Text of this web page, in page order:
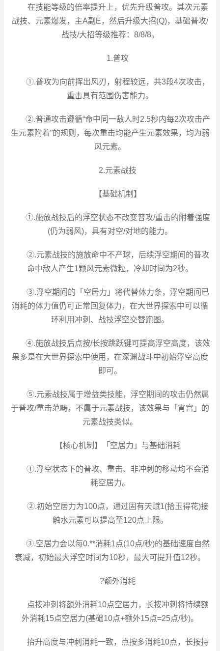
在技能等级的倍率提升上，优先升级普攻。其次元素
战技、元素爆发，主A副E，然后升级大招(Q)，基础普攻/
战技/大招等级推荐：8/8/8。
1.普攻
①.普攻为向前挥出风刃，射程较远，共3段4次攻击，
重击具有范围伤害能力。
②.普通攻击遵循“命中同一敌人时2.5秒内每2次攻击产
生元素附着”的规则，每次重击均能产生元素效果，均为弱
风元素。
2.元素战技
【基础机制】
①.施放战技后的浮空状态不改变普攻/重击的附着强度
(仍为弱风)，具有对空/对地的能力。
②.元素战技的施放命中不产球，后续浮空期间的普攻
命中敌人产生1颗风元素微粒，冷却时间为2秒。
③.浮空期间的「空居力」将代替体力条，浮空期间已
消耗的体力值仍可正常回复体力，在大世界探索中可以循
环利用冲刺、战技浮空交替跑图。
④.施放战技后点按/长按跳跃键可提高浮空高度，该效
果多是在大世界探索中使用，在深渊战斗中初始浮空高度
即可。
⑤.元素战技属于增益类技能，浮空期间的攻击仍然属
于普攻/重击范畴，不属于元素战技，该效果与「宵宫」的
元素战技类似。
【核心机制】「空居力」与基础消耗
①.浮空状态下的普攻、重击、非冲刺的移动均不会消
耗空居力。
②.初始空居力为100点，通过固有天赋1(拾玉得花)接
触水元素可以提高至120点上限。
③.空居力会以每0.**消耗1点(10点/秒)的基础速度自然
衰减，初始最大浮空时间为10秒，最大可提升值12秒。
?额外消耗
点按冲刺将额外消耗10点空居力，长按冲刺将持续额
外消耗15点空居力(基础10点+额外15点=25点/秒)。
抬升高度与冲刺消耗一致，点按多消耗10点，长按持